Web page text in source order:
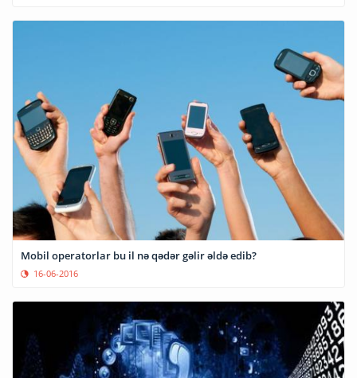
Mobil operatorlar bu il nə qədər gəlir əldə edib?
16-06-2016